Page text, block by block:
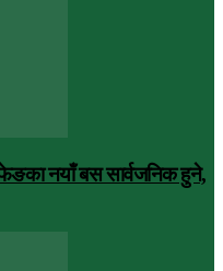
नयाँ बस सार्वजनिक हुने,